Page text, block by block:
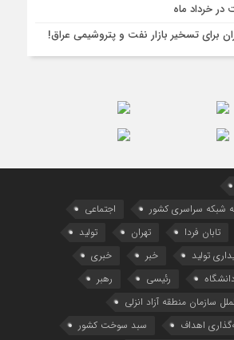
در خرداد ماه
برای تسخیر بازار نفت و پتروشیمی عراق!
شبکه سراسری کشور
اجتماعی
تابان فردا تهران
تولید
تولید خبر
خبری
رئیسی
رهبر
سازمان منطقه آزاد انزلی
اهداف
سبد سوخت کشور